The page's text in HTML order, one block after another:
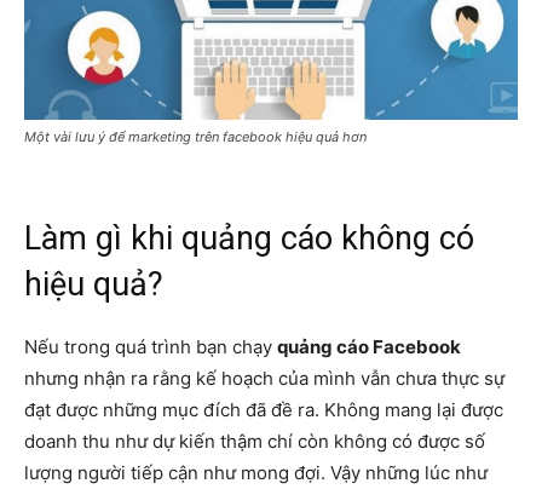
Một vài lưu ý để marketing trên facebook hiệu quả hơn
Làm gì khi quảng cáo không có
hiệu quả?
Nếu trong quá trình bạn chạy quảng cáo Facebook
nhưng nhận ra rằng kế hoạch của mình vẫn chưa thực sự
đạt được những mục đích đã đề ra. Không mang lại được
doanh thu như dự kiến thậm chí còn không có được số
lượng người tiếp cận như mong đợi. Vậy những lúc như